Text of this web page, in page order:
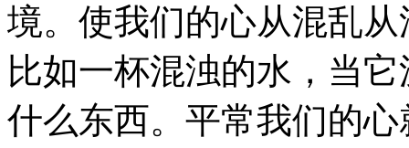
境。使我们的心从混乱
比如一杯混浊的水，当
什么东西。平常我们的